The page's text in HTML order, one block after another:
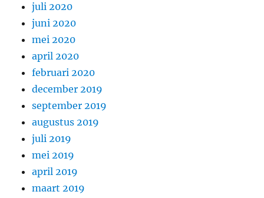
juli 2020
juni 2020
mei 2020
april 2020
februari 2020
december 2019
september 2019
augustus 2019
juli 2019
mei 2019
april 2019
maart 2019